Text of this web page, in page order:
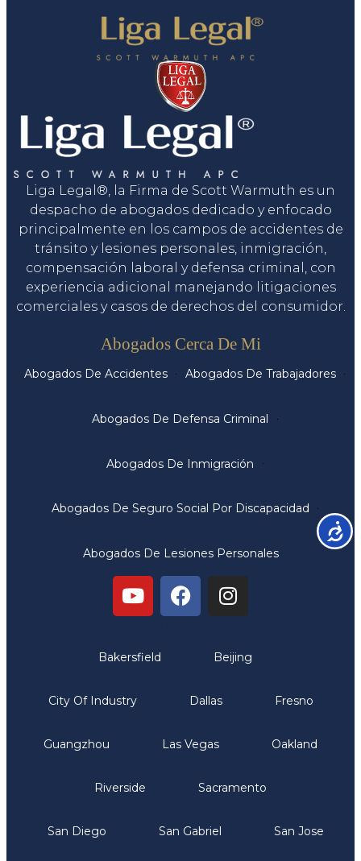
Liga Legal®, la Firma de Scott Warmuth es un
despacho de abogados dedicado y enfocado
principalmente en los campos de accidentes de
tránsito y lesiones personales, inmigración,
compensación laboral y defensa criminal, con
experiencia adicional manejando litigaciones
comerciales y casos de derechos del consumidor.
Abogados Cerca De Mi
Abogados De Accidentes Abogados De Trabajadores
Abogados De Defensa Criminal
Abogados De Inmigración
Abogados De Seguro Social Por Discapacidad
Abogados De Lesiones Personales
Bakersfield Beijing
City Of Industry Dallas Fresno
Guangzhou Las Vegas Oakland
Riverside Sacramento
San Diego San Gabriel San Jose